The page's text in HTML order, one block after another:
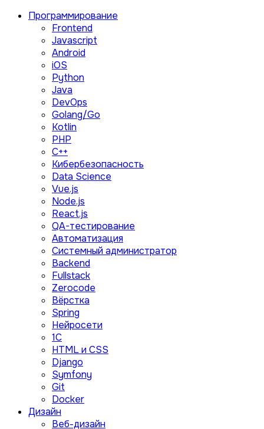
Программирование
Frontend
Javascript
Android
iOS
Python
Java
DevOps
Golang/Go
Kotlin
PHP
C++
Кибербезопасность
Data Science
Vue.js
Node.js
React.js
QA-тестирование
Автоматизация
Системный администратор
Backend
Fullstack
Zerocode
Вёрстка
Spring
Нейросети
1C
HTML и CSS
Django
Symfony
Git
Docker
Дизайн
Веб-дизайн